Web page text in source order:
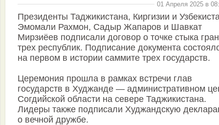
01 Апреля 2025 в
Президенты Таджикистана, Киргизии и
Эмомали Рахмон, Садыр Жапаров и Шавкат
Мирзиёев подписали договор о точке стыка
трех республик. Подписание документа
на первом в истории саммите трех государств.
Церемония прошла в рамках встречи глав
государств в Худжанде — административном
Согдийской области на севере Таджикистана.
Лидеры также подписали Худжандскую
о вечной дружбе.